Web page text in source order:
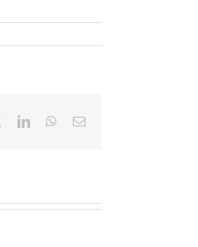
LinkedInWhatsApp
Email